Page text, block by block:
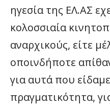
ηγεσία της ΕΛ.ΑΣ
κολοσσιαία
αναρχικούς, είτε
οποινδήποτε
για αυτά που
πραγματικότητα,